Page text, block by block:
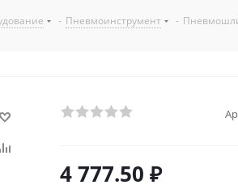
- Пневмоинструмент -
4 777.50 ₽